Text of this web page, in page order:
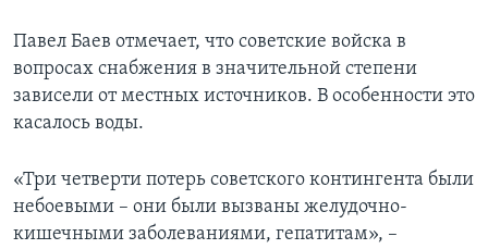
Павел Баев отмечает, что советские войска в
вопросах снабжения в значительной степени
зависели от местных источников. В особенности это
касалось воды.
«Три четверти потерь советского контингента были
небоевыми – они были вызваны желудочно-
кишечными заболеваниями, гепатитам», –